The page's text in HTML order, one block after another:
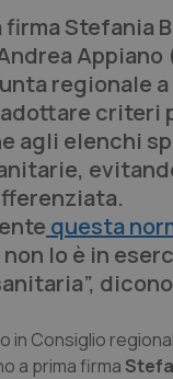
firma Stefania
Appiano
regionale
criteri
agli elenchi
questa
lo è in
in Consiglio
a prima firma